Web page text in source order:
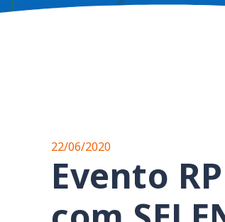
22/06/2020
Evento